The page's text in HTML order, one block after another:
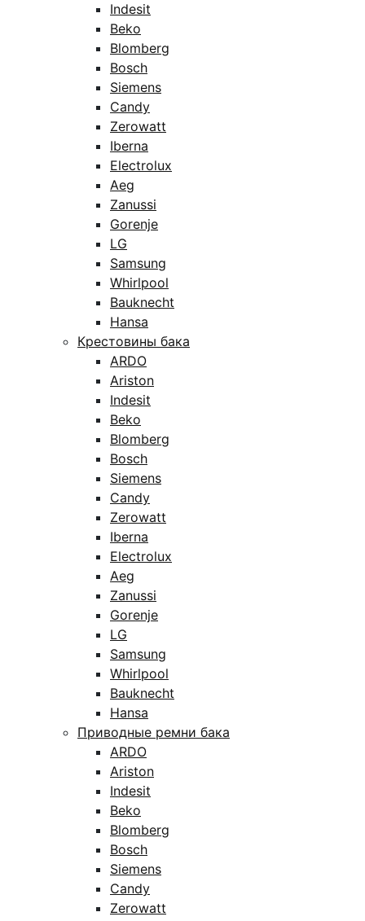
Indesit
Beko
Blomberg
Bosch
Siemens
Candy
Zerowatt
Iberna
Electrolux
Aeg
Zanussi
Gorenje
LG
Samsung
Whirlpool
Bauknecht
Hansa
Крестовины бака
ARDO
Ariston
Indesit
Beko
Blomberg
Bosch
Siemens
Candy
Zerowatt
Iberna
Electrolux
Aeg
Zanussi
Gorenje
LG
Samsung
Whirlpool
Bauknecht
Hansa
Приводные ремни бака
ARDO
Ariston
Indesit
Beko
Blomberg
Bosch
Siemens
Candy
Zerowatt